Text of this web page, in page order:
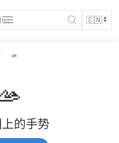
🫴
的手势